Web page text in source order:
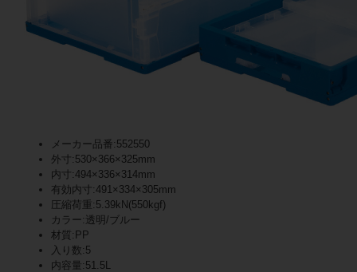
メーカー品番:552550
外寸:530×366×325mm
内寸:494×336×314mm
有効内寸:491×334×305mm
圧縮荷重:5.39kN(550kgf)
カラー:透明/ブルー
材質:PP
入り数:5
内容量:51.5L